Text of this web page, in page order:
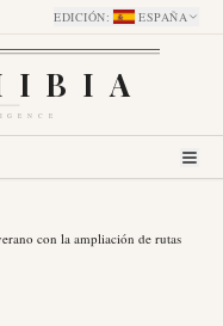
EDICIÓN: ESPAÑA
con la ampliación de rutas